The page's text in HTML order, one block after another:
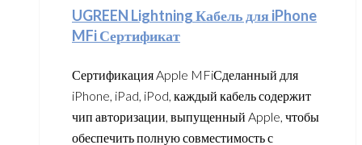
UGREEN Lightning Кабель для iPhone
MFi Сертификат
Сертификация Apple MFiСделанный для
iPhone, iPad, iPod, каждый кабель содержит
чип авторизации, выпущенный Apple, чтобы
обеспечить полную совместимость с